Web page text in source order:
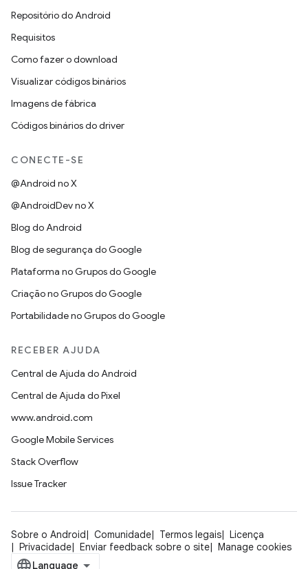
Repositório do Android
Requisitos
Como fazer o download
Visualizar códigos binários
Imagens de fábrica
Códigos binários do driver
CONECTE-SE
@Android no X
@AndroidDev no X
Blog do Android
Blog de segurança do Google
Plataforma no Grupos do Google
Criação no Grupos do Google
Portabilidade no Grupos do Google
RECEBER AJUDA
Central de Ajuda do Android
Central de Ajuda do Pixel
www.android.com
Google Mobile Services
Stack Overflow
Issue Tracker
Sobre o Android Comunidade Termos legais
Licença
Privacidade
Enviar feedback sobre o site Manage cookies